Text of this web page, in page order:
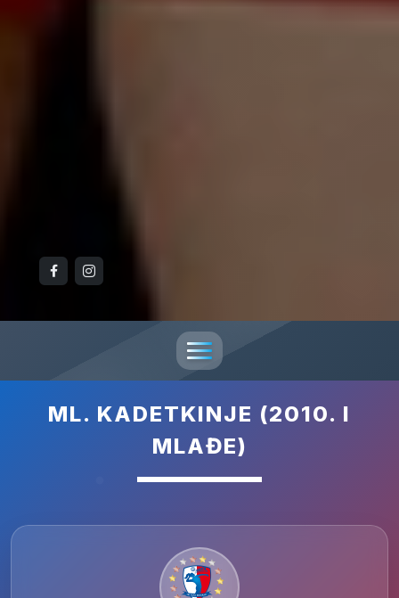
ML. KADETKINJE (2010. I
MLAĐE)